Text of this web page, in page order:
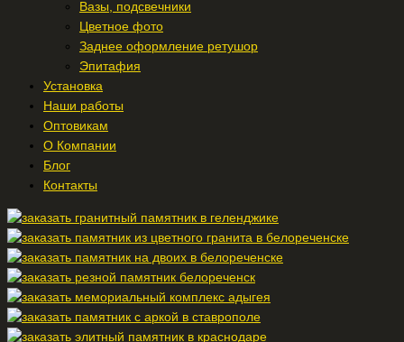
Вазы, подсвечники
Цветное фото
Заднее оформление ретушор
Эпитафия
Установка
Наши работы
Оптовикам
О Компании
Блог
Контакты